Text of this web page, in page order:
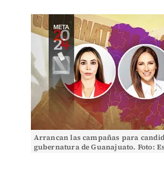
Arrancan las campañas para
gubernatura de Guanajuato. Foto: